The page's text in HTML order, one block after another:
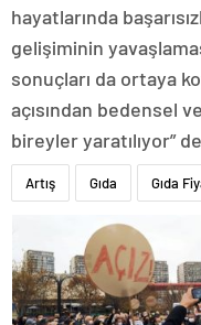
hayatlarında
gelişiminin
sonuçları da ortaya
açısından bedensel
bireyler yaratılıyor”
Artış Gıda Gıda